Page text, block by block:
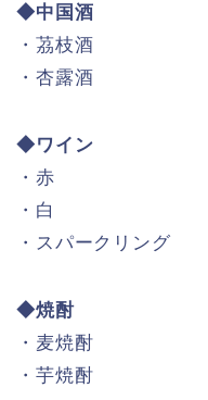
◆中国酒
・茘枝酒
・杏露酒
◆ワイン
・赤
・白
・スパークリング
◆焼酎
・麦焼酎
・芋焼酎